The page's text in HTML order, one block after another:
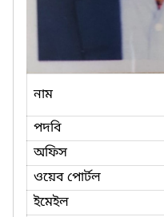
নাম
পদবি
অফিস
ওয়েব পোর্টল
ইমেইল